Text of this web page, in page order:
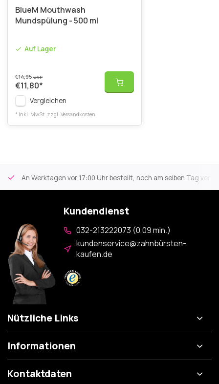
BlueM Mouthwash
Mundspülung - 500 ml
Auf Lager
€14,95UVP
€11,80*
Vergleichen
* Inkl. MwSt. zzgl. Versandkosten
An Werktagen vor 17:00 Uhr bestellt, noch am selben Tag
Kundendienst
032-213222073 (0,09 min.)
kundenservice@zahnbürsten-
kaufen.de
Nützliche Links
Informationen
Kontaktdaten